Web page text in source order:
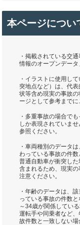
本ページについ
・掲載されている交
情報のオープンデー
・イラストに使用し
突地点など）は、代
状等含め現実の事故
ージとして参考までに
・多重事故の場合で
しか表現されていま
参照ください。
・車両種別のデータ
わっている事故の件
普通自動車が衝突し
含まれるため、現実
注意ください。
・年齢のデータは、
っている事故の件数
～34歳が関係してい
運転手や同乗者など
故件数と一致しない場